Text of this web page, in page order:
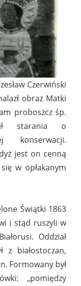
Czerwiński
obraz Matki
proboszcz śp.
starania o
konserwacji.
jest on cenną
w opłakanym
Świątki 1863
i stąd ruszyli w
Oddział
z białostoczan,
Formowany był
„pomiędzy